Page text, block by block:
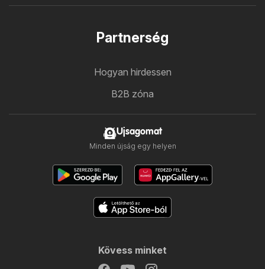
Partnerség
Hogyan hirdessen
B2B zóna
Ujsagomat
Minden újság egy helyen
Kövess minket